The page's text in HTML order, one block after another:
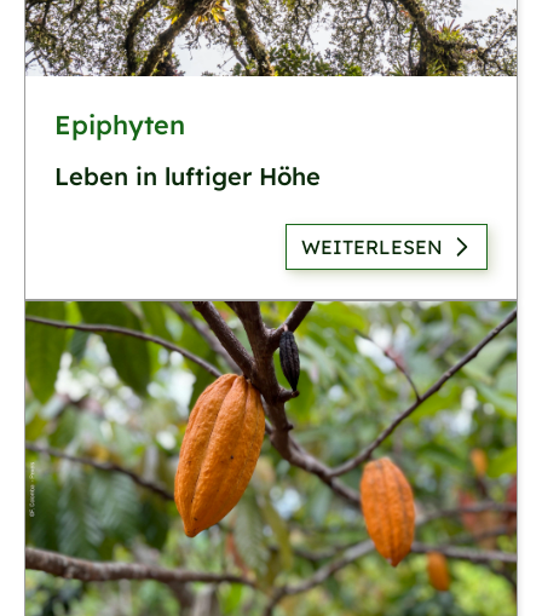
Epiphyten
Leben in luftiger Höhe
WEITERLESEN